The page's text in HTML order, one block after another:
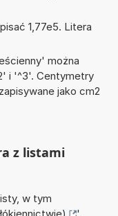
1,77e5. Litera
można
i '^3'. Centymetry
jako cm2
z listami
w tym
'.